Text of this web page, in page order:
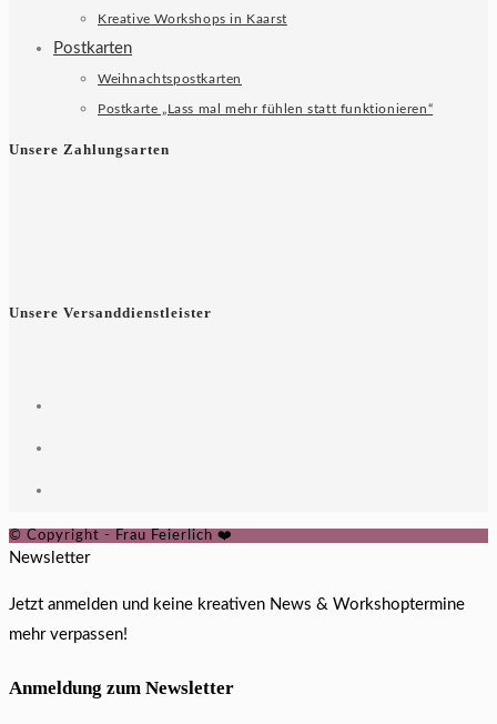
Kreative Workshops in Kaarst
Postkarten
Weihnachtspostkarten
Postkarte „Lass mal mehr fühlen statt funktionieren“
Unsere Zahlungsarten
Unsere Versanddienstleister
© Copyright - Frau Feierlich ❤️
Newsletter
Jetzt anmelden und keine kreativen News & Workshoptermine
mehr verpassen!
Anmeldung zum Newsletter